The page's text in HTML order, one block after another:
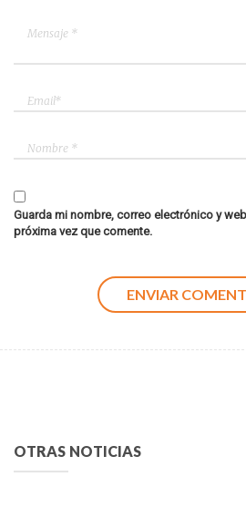
Guarda mi nombre, correo electrónico y
próxima vez que comente.
OTRAS NOTICIAS